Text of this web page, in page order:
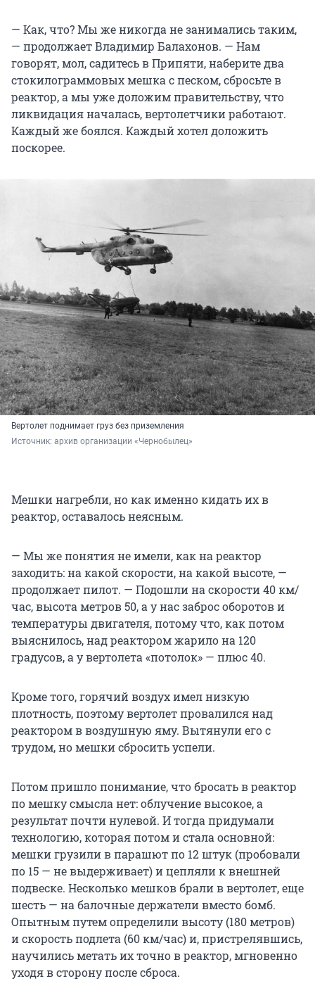
— Как, что? Мы же никогда не занимались таким,
— продолжает Владимир Балахонов. — Нам
говорят, мол, садитесь в Припяти, наберите два
стокилограммовых мешка с песком, сбросьте в
реактор, а мы уже доложим правительству, что
ликвидация началась, вертолетчики работают.
Каждый же боялся. Каждый хотел доложить
поскорее.
Вертолет поднимает груз без приземления
Источник: архив организации «Чернобылец»
Мешки нагребли, но как именно кидать их в
реактор, оставалось неясным.
— Мы же понятия не имели, как на реактор
заходить: на какой скорости, на какой высоте, —
продолжает пилот. — Подошли на скорости 40 км/
час, высота метров 50, а у нас заброс оборотов и
температуры двигателя, потому что, как потом
выяснилось, над реактором жарило на 120
градусов, а у вертолета «потолок» — плюс 40.
Кроме того, горячий воздух имел низкую
плотность, поэтому вертолет провалился над
реактором в воздушную яму. Вытянули его с
трудом, но мешки сбросить успели.
Потом пришло понимание, что бросать в реактор
по мешку смысла нет: облучение высокое, а
результат почти нулевой. И тогда придумали
технологию, которая потом и стала основной:
мешки грузили в парашют по 12 штук (пробовали
по 15 — не выдерживает) и цепляли к внешней
подвеске. Несколько мешков брали в вертолет, еще
шесть — на балочные держатели вместо бомб.
Опытным путем определили высоту (180 метров)
и скорость подлета (60 км/час) и, пристрелявшись,
научились метать их точно в реактор, мгновенно
уходя в сторону после сброса.